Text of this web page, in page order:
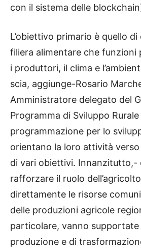
con il sistema delle
L’obiettivo primario è quello
filiera alimentare che funzioni
i produttori, il clima e
scia, aggiunge-Rosario
Amministratore delegato del
Programma di Sviluppo
programmazione per lo
orientano la loro attività
di vari obiettivi. Innanzitutto,-
rafforzare il ruolo
direttamente le risorse
delle produzioni agricole
particolare, vanno
produzione e di